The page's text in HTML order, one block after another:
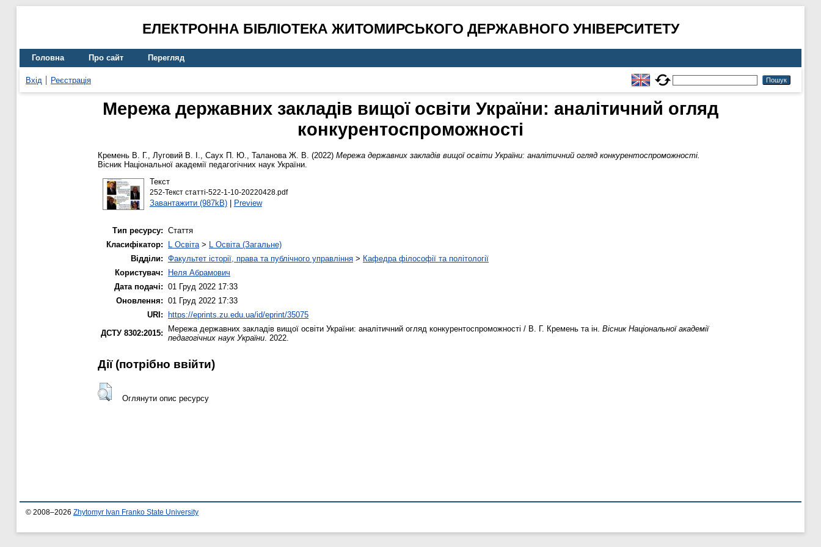
ЕЛЕКТРОННА БІБЛІОТЕКА ЖИТОМИРСЬКОГО ДЕРЖАВНОГО УНІВЕРСИТЕТУ
Головна Про сайт Перегляд
Вхід Реєстрація
Мережа державних закладів вищої освіти України: аналітичний огляд
конкурентоспроможності
Кремень В. Г., Луговий В. І., Саух П. Ю., Таланова Ж. В. (2022) Мережа державних закладів вищої освіти України: аналітичний огляд конкурентоспроможності.
Вісник Національної академії педагогічних наук України.
Текст
252-Текст статті-522-1-10-20220428.pdf
Завантажити (987kB)| Preview
Тип ресурсу: Стаття
Класифікатор:
L Освіта> L Освіта (Загальне)
Відділи: Факультет історії, права та публічного управління > Кафедра філософії та політології
Користувач:
Неля Абрамович
Дата подачі: 01 Груд 2022 17:33
Оновлення: 01 Груд 2022 17:33
URI:
https://eprints.zu.edu.ua/id/eprint/35075
ДСТУ 8302:2015:
Мережа державних закладів вищої освіти України: аналітичний огляд конкурентоспроможності / В. Г. Кремень та ін. Вісник Національної академії
педагогічних наук України. 2022.
Дії ​​(потрібно ввійти)
Оглянути опис ресурсу
© 2008–2026 Zhytomyr Ivan Franko State University